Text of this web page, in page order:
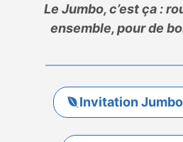
Le Jumbo, c’est ça :
ensemble, pour de
Invitation